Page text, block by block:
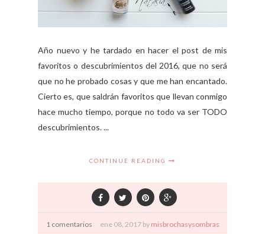
Año nuevo y he tardado en hacer el post de mis
favoritos o descubrimientos del 2016, que no será
que no he probado cosas y que me han encantado.
Cierto es, que saldrán favoritos que llevan conmigo
hace mucho tiempo, porque no todo va ser TODO
descubrimientos. ...
CONTINUE READING
1 comentarios ene 08, 2017 by misbrochasysombras